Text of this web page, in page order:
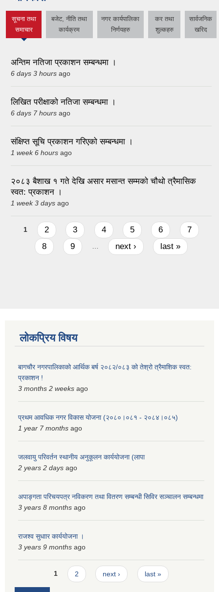
सूचना तथा
समाचार
(active tab)
बजेट, नीति तथा
कार्यक्रम
नगर कार्यपालिका
निर्णयहरु
कर तथा
शुल्कहरु
सार्वजनिक
खरिद
अन्तिम नतिजा प्रकाशन सम्बन्धमा ।
6 days 3 hours ago
लिखित परीक्षाको नतिजा सम्बन्धमा ।
6 days 7 hours ago
संक्षिप्त सूचि प्रकाशन गरिएको सम्बन्धमा ।
1 week 6 hours ago
२०८३ बैशाख १ गते देखि असार मसान्त सम्मको चौथो त्रैमासिक
स्वत: प्रकाशन ।
1 week 3 days ago
Pages
1 2 3 4 5 6
7
8
9 … next › last »
लोकप्रिय विषय
बागचौर नगरपालिकाको आर्थिक बर्ष २०८२/०८३ को तेश्रो त्रैमाशिक स्वत:
प्रकाशन !
3 months 2 weeks ago
प्रथम आवधिक नगर विकास योजना (२०८०।०८१ - २०८४।०८५)
1 year 7 months ago
जलवायु परिवर्तन स्थानीय अनुकूलन कार्ययोजना (लापा
2 years 2 days ago
अपाङ्गता परिचयपत्र नविकरण तथा वितरण सम्बन्धी सिविर सञ्चालन सम्बन्धमा
3 years 8 months ago
राजश्व सुधाार कार्ययोजना ।
3 years 9 months ago
Pages1 2 next › last »